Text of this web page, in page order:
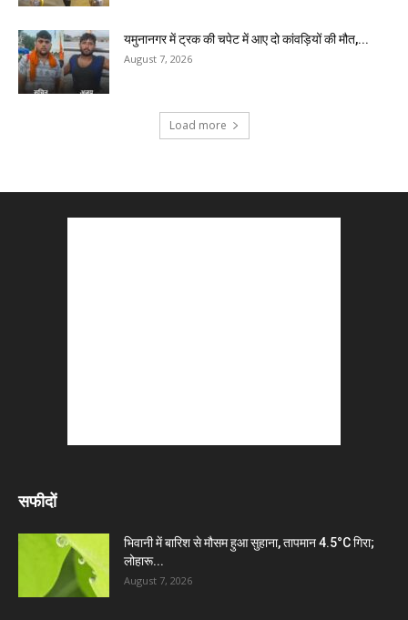
यमुनानगर में ट्रक की चपेट में आए दो कांवड़ियों की मौत,...
August 7, 2026
Load more
सफीदों
भिवानी में बारिश से मौसम हुआ सुहाना, तापमान 4.5°C गिरा;
लोहारू...
August 7, 2026